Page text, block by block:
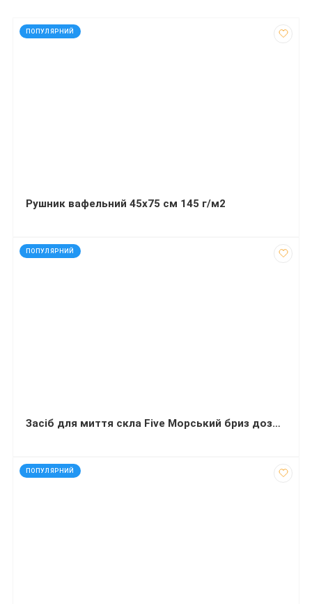
ПОПУЛЯРНИЙ
код: 928109
Рушник вафельний 45х75 см 145 г/м2
ПОПУЛЯРНИЙ
код: 91127
Засіб для миття скла Five Морський бриз дозатор (500 мл)
ПОПУЛЯРНИЙ
код: 13615